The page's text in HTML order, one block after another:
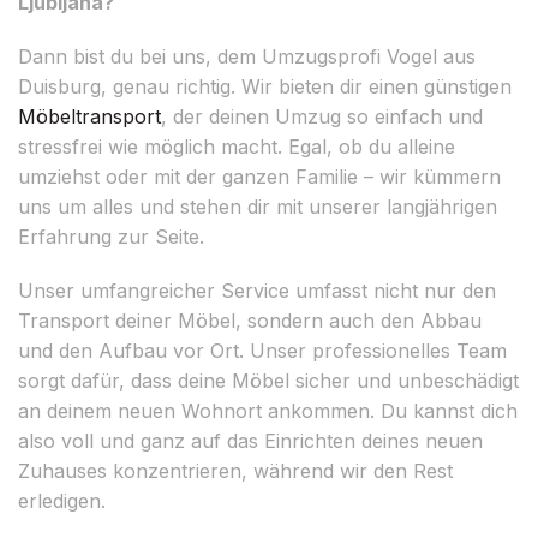
Dann bist du bei uns, dem Umzugsprofi Vogel aus
Duisburg, genau richtig. Wir bieten dir einen günstigen
Möbeltransport, der deinen Umzug so einfach und
stressfrei wie möglich macht. Egal, ob du alleine
umziehst oder mit der ganzen Familie – wir kümmern
uns um alles und stehen dir mit unserer langjährigen
Erfahrung zur Seite.
Unser umfangreicher Service umfasst nicht nur den
Transport deiner Möbel, sondern auch den Abbau
und den Aufbau vor Ort. Unser professionelles Team
sorgt dafür, dass deine Möbel sicher und unbeschädigt
an deinem neuen Wohnort ankommen. Du kannst dich
also voll und ganz auf das Einrichten deines neuen
Zuhauses konzentrieren, während wir den Rest
erledigen.